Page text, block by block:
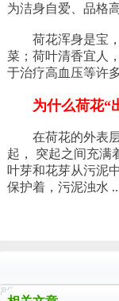
为洁身自爱、品格
荷花浑身是宝，
菜；荷叶清香宜人
于治疗高血压等许
为什么荷花“
在荷花的外表层
起， 突起之间充满
叶芽和花芽从污泥
保护着，污泥浊水